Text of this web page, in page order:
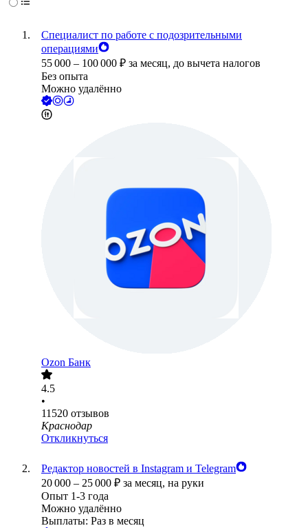
Специалист по работе с подозрительными
операциями
55 000 – 100 000 ₽ за месяц, до вычета налогов
Без опыта
Можно удалённо
Ozon Банк
4.5
•
11520 отзывов
Краснодар
Откликнуться
Редактор новостей в Instagram и Telegram
20 000 – 25 000 ₽ за месяц, на руки
Опыт 1-3 года
Можно удалённо
Выплаты: Раз в месяц